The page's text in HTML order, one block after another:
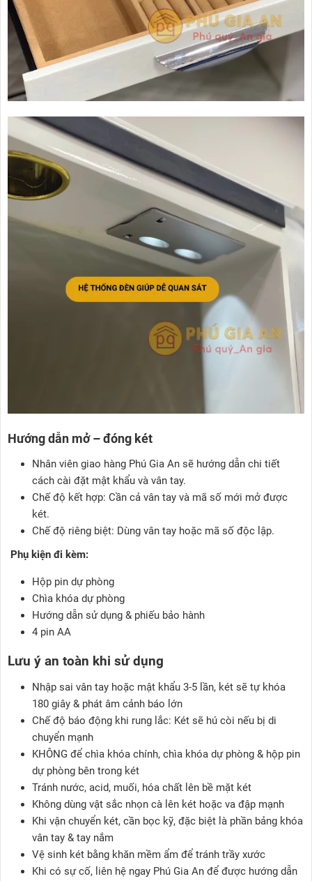
Hướng dẫn mở – đóng két
Nhân viên giao hàng Phú Gia An sẽ hướng dẫn chi tiết
cách cài đặt mật khẩu và vân tay.
Chế độ kết hợp: Cần cả vân tay và mã số mới mở được
két.
Chế độ riêng biệt: Dùng vân tay hoặc mã số độc lập.
Phụ kiện đi kèm:
Hộp pin dự phòng
Chìa khóa dự phòng
Hướng dẫn sử dụng & phiếu bảo hành
4 pin AA
Lưu ý an toàn khi sử dụng
Nhập sai vân tay hoặc mật khẩu 3-5 lần, két sẽ tự khóa
180 giây & phát âm cảnh báo lớn
Chế độ báo động khi rung lắc: Két sẽ hú còi nếu bị di
chuyển mạnh
KHÔNG để chìa khóa chính, chìa khóa dự phòng & hộp pin
dự phòng bên trong két
Tránh nước, acid, muối, hóa chất lên bề mặt két
Không dùng vật sắc nhọn cà lên két hoặc va đập mạnh
Khi vận chuyển két, cần bọc kỹ, đặc biệt là phần bảng khóa
vân tay & tay nắm
Vệ sinh két bằng khăn mềm ẩm để tránh trầy xước
Khi có sự cố, liên hệ ngay Phú Gia An để được hướng dẫn